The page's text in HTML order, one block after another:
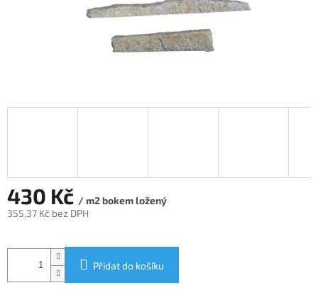
430 Kč / m2 bokem ložený
355,37 Kč bez DPH
cena:
Přidat do košíku